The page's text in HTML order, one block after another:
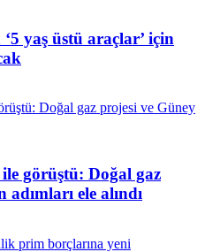
yaş üstü araçlar’ için
görüştü: Doğal gaz
adımları ele alındı